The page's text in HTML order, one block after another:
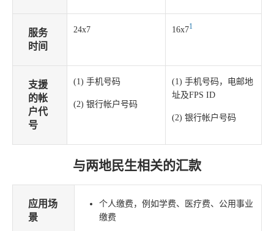
服务
时间
24x7 16x71
支援
的帐
户代
号
(1) 手机号码
(2) 银行帐户号码
(1) 手机号码，电邮地
址及FPS ID
(2) 银行帐户号码
与两地民生相关的汇款
应用场
景
个人缴费，例如学费、医疗费、公用事业
缴费